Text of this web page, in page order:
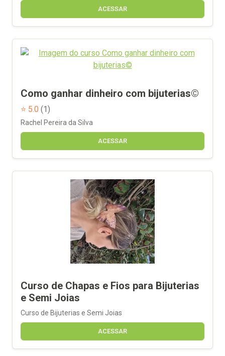
ACESSAR
Como ganhar dinheiro com bijuterias©
⭐ 5.0 (1)
Rachel Pereira da Silva
ACESSAR
Curso de Chapas e Fios para Bijuterias
e Semi Joias
Curso de Bijuterias e Semi Joias
ACESSAR